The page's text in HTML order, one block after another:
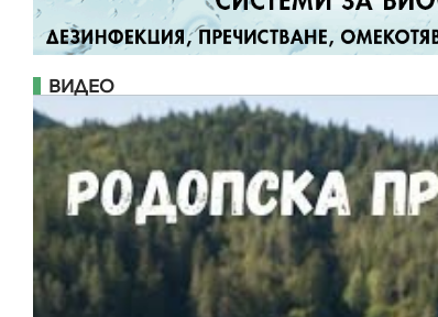
ВИДЕО